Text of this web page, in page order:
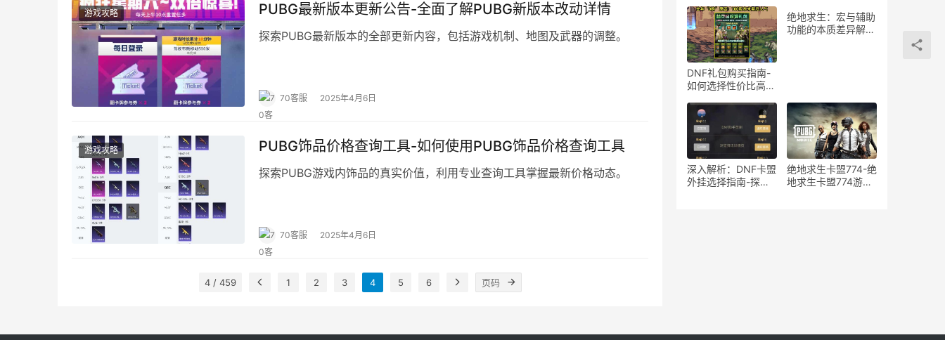
游戏攻略 PUBG最新版本更新公告-全面了解PUBG新版本改动详情
探索PUBG最新版本的全部更新内容，包括游戏机制、地图及武器的调整。
70客服 2025年4月6日
游戏攻略 PUBG饰品价格查询工具-如何使用PUBG饰品价格查询工具
探索PUBG游戏内饰品的真实价值，利用专业查询工具掌握最新价格动态。
70客服 2025年4月6日
4 / 459 1 2 3 4 5 6
站功能与使用技巧
助工具的合法性与潜
在风险分析
DNF礼包购买指南-
如何选择性价比高的
绝地求生：宏与辅助
功能的本质差异解
深入解析：DNF卡盟
外挂选择指南-探索
绝地求生卡盟774-绝
地求生卡盟774游戏